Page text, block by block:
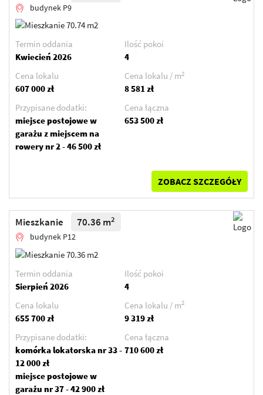
budynek P9
Termin oddania
Kwiecień 2026
Ilość pokoi
4
Cena lokalu
607 000 zł
Cena lokalu / m2
8 581 zł
Przypisane dodatki:
miejsce postojowe w
garażu z miejscem na
rowery nr 2 - 46 500 zł
Cena łączna
653 500 zł
ZOBACZ SZCZEGÓŁY
Mieszkanie 70.36 m2
budynek P12
Termin oddania
Sierpień 2026
Ilość pokoi
4
Cena lokalu
655 700 zł
Cena lokalu / m2
9 319 zł
Przypisane dodatki:
komórka lokatorska nr 33 -
12 000 zł
miejsce postojowe w
garażu nr 37 - 42 900 zł
Cena łączna
710 600 zł